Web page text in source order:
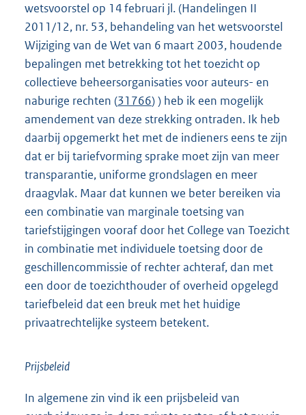
wetsvoorstel op 14 februari jl. (Handelingen II
2011/12, nr. 53, behandeling van het wetsvoorstel
Wijziging van de Wet van 6 maart 2003, houdende
bepalingen met betrekking tot het toezicht op
collectieve beheersorganisaties voor auteurs- en
naburige rechten (31766) ) heb ik een mogelijk
amendement van deze strekking ontraden. Ik heb
daarbij opgemerkt het met de indieners eens te zijn
dat er bij tariefvorming sprake moet zijn van meer
transparantie, uniforme grondslagen en meer
draagvlak. Maar dat kunnen we beter bereiken via
een combinatie van marginale toetsing van
tariefstijgingen vooraf door het College van Toezicht
in combinatie met individuele toetsing door de
geschillencommissie of rechter achteraf, dan met
een door de toezichthouder of overheid opgelegd
tariefbeleid dat een breuk met het huidige
privaatrechtelijke systeem betekent.
Prijsbeleid
In algemene zin vind ik een prijsbeleid van